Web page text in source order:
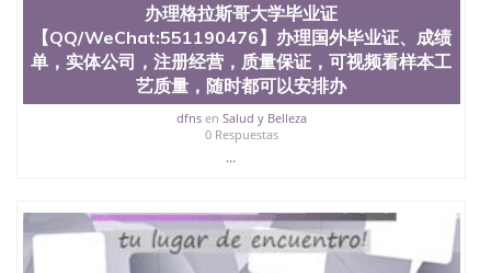
办理格拉斯哥大学毕业证
【QQ/WeChat:551190476】办理国外毕业证、成绩
单，实体公司，注册经营，质量保证，可视频看样本工
艺质量，随时都可以安排办
dfnsen Salud y Belleza
0 Respuestas
...